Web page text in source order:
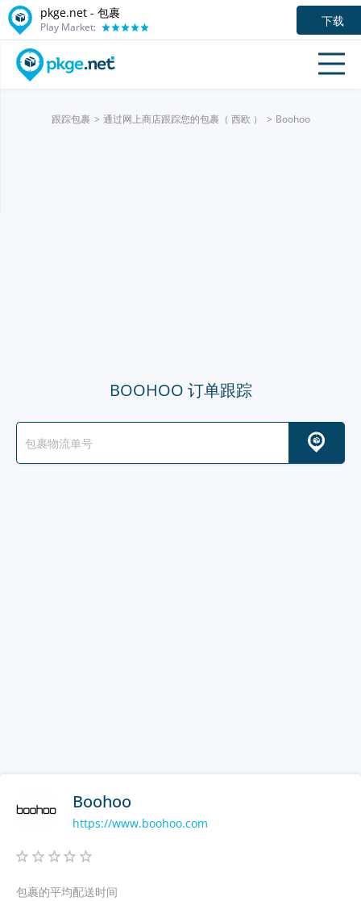
pkge.net - 包裹
Play Market: 下载
跟踪包裹 通过网上商店跟踪您的包裹（ 西欧 ） Boohoo
BOOHOO 订单跟踪
Boohoo
https://www.boohoo.com
包裹的平均配送时间